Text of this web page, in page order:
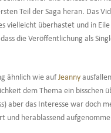
Teil der Saga heran. Das
vielleicht überhastet und in
die Veröffentlichung als
ähnlich wie aufJeanny
dem Thema ein bisschen
aber das Interesse war doch
und herablassend